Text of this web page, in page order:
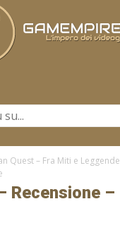
Quest – Fra Miti e Leggende
Recensione –